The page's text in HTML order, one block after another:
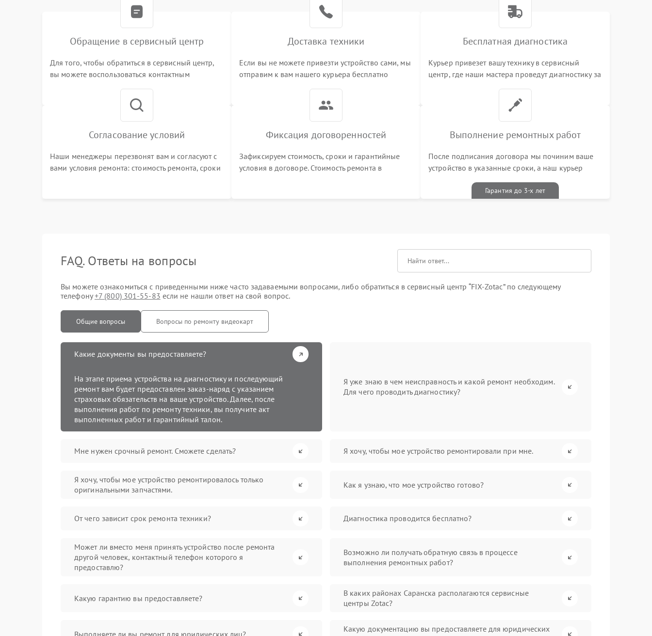
Обращение в сервисный центр
Для того, чтобы обратиться в сервисный центр,
вы можете воспользоваться контактным
номер телефона на сайте
Доставка техники
Если вы не можете привезти устройство сами, мы
отправим к вам нашего курьера бесплатно
Бесплатная диагностика
Курьер привезет вашу технику в сервисный
центр, где наши мастера проведут диагностику за
Согласование условий
Наши менеджеры перезвонят вам и согласуют с
вами условия ремонта: стоимость ремонта, сроки
Фиксация договоренностей
Зафиксируем стоимость, сроки и гарантийные
условия в договоре. Стоимость ремонта в
Выполнение ремонтных работ
После подписания договора мы починим ваше
устройство в указанные сроки, а наш курьер
талоном бесплатноГарантия до 3-х лет
FAQ. Ответы на вопросы
Вы можете ознакомиться с приведенными ниже часто задаваемыми вопросами, либо обратиться в сервисный центр “FIX-Zotac” по следующему
телефону+7 (800) 301-55-83 если не нашли ответ на свой вопрос.
Общие вопросы Вопросы по ремонту видеокарт
Какие документы вы предоставляете?
На этапе приема устройства на диагностику и последующий
ремонт вам будет предоставлен заказ-наряд с указанием
страховых обязательств на ваше устройство. Далее, после
выполнения работ по ремонту техники, вы получите акт
выполненных работ и гарантийный талон.
Я уже знаю в чем неисправность и какой ремонт необходим.
Для чего проводить диагностику?
Мне нужен срочный ремонт. Сможете сделать? Я хочу, чтобы мое устройство ремонтировали при мне.
Я хочу, чтобы мое устройство ремонтировалось только
оригинальными запчастями.
Как я узнаю, что мое устройство готово?
От чего зависит срок ремонта техники? Диагностика проводится бесплатно?
Может ли вместо меня принять устройство после ремонта
другой человек, контактный телефон которого я
предоставлю?
Возможно ли получать обратную связь в процессе
выполнения ремонтных работ?
Какую гарантию вы предоставляете?
В каких районах Саранска располагаются сервисные
центры Zotac?
Выполняете ли вы ремонт для юридических лиц?
Какую документацию вы предоставляете для юридических